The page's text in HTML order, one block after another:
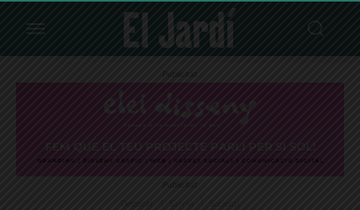
Publicitat
Publicitat